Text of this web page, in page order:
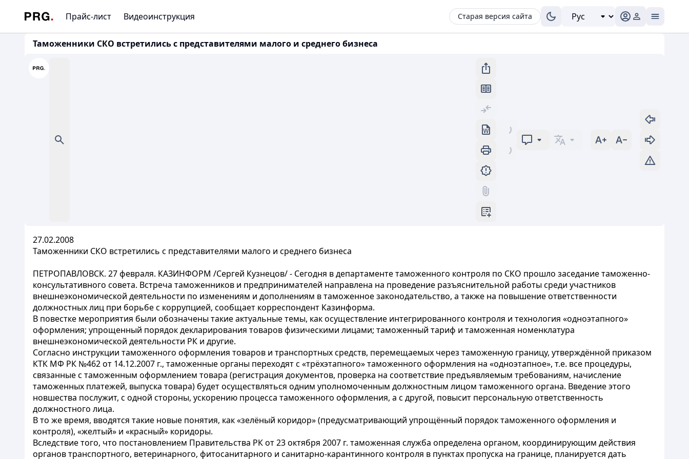
Прайс-лист Видеоинструкция Старая версия сайта
Таможенники СКО встретились с представителями малого и среднего бизнеса
27.02.2008
Таможенники СКО встретились с представителями малого и среднего бизнеса
ПЕТРОПАВЛОВСК. 27 февраля. КАЗИНФОРМ /Сергей Кузнецов/ - Сегодня в департаменте таможенного контроля по СКО прошло заседание таможенно-
консультативного совета. Встреча таможенников и предпринимателей направлена на проведение разъяснительной работы среди участников
внешнеэкономической деятельности по изменениям и дополнениям в таможенное законодательство, а также на повышение ответственности
должностных лиц при борьбе с коррупцией, сообщает корреспондент Казинформа.
В повестке мероприятия были обозначены такие актуальные темы, как осуществление интегрированного контроля и технология «одноэтапного»
оформления; упрощенный порядок декларирования товаров физическими лицами; таможенный тариф и таможенная номенклатура
внешнеэкономической деятельности РК и другие.
Согласно инструкции таможенного оформления товаров и транспортных средств, перемещаемых через таможенную границу, утверждённой приказом
КТК МФ РК №462 от 14.12.2007 г., таможенные органы переходят с «трёхэтапного» таможенного оформления на «одноэтапное», т.е. все процедуры,
связанные с таможенным оформлением товара (регистрация документов, проверка на соответствие предъявляемым требованиям, начисление
таможенных платежей, выпуска товара) будет осуществляться одним уполномоченным должностным лицом таможенного органа. Введение этого
новшества послужит, с одной стороны, ускорению процесса таможенного оформления, а с другой, повысит персональную ответственность
должностного лица.
В то же время, вводятся такие новые понятия, как «зелёный коридор» (предусматривающий упрощённый порядок таможенного оформления и
контроля), «желтый» и «красный» коридоры.
Вследствие того, что постановлением Правительства РК от 23 октября 2007 г. таможенная служба определена органом, координирующим действия
органов транспортного, ветеринарного, фитосанитарного и санитарно-карантинного контроля в пунктах пропуска на границе, планируется дать